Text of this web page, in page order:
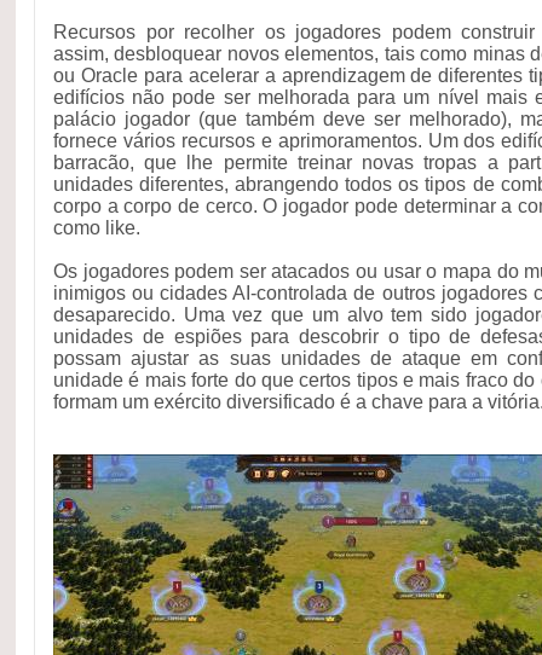
Recursos por recolher os jogadores podem
assim, desbloquear novos elementos, tais como minas
ou Oracle para acelerar a aprendizagem de diferentes
edifícios não pode ser melhorada para um nível mais
palácio jogador (que também deve ser melhorado),
fornece vários recursos e aprimoramentos. Um dos
barracão, que lhe permite treinar novas tropas a
unidades diferentes, abrangendo todos os tipos de
corpo a corpo de cerco. O jogador pode determinar a
como like.
Os jogadores podem ser atacados ou usar o mapa do
inimigos ou cidades AI-controlada de outros jogadores
desaparecido. Uma vez que um alvo tem sido
unidades de espiões para descobrir o tipo de
possam ajustar as suas unidades de ataque em
unidade é mais forte do que certos tipos e mais fraco
formam um exército diversificado é a chave para a